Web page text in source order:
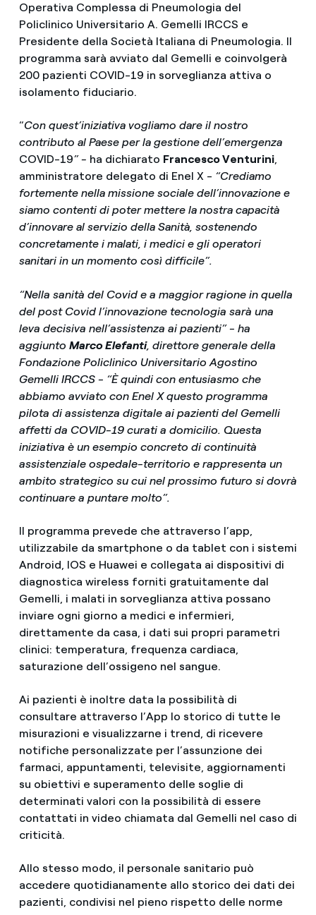
Operativa Complessa di Pneumologia del
Policlinico Universitario A. Gemelli IRCCS e
Presidente della Società Italiana di Pneumologia. Il
programma sarà avviato dal Gemelli e coinvolgerà
200 pazienti COVID-19 in sorveglianza attiva o
isolamento fiduciario.
“Con quest’iniziativa vogliamo dare il nostro
contributo al Paese per la gestione dell’emergenza
COVID-19” - ha dichiarato Francesco Venturini,
amministratore delegato di Enel X - “Crediamo
fortemente nella missione sociale dell’innovazione e
siamo contenti di poter mettere la nostra capacità
d’innovare al servizio della Sanità, sostenendo
concretamente i malati, i medici e gli operatori
sanitari in un momento così difficile”.
“Nella sanità del Covid e a maggior ragione in quella
del post Covid l’innovazione tecnologia sarà una
leva decisiva nell’assistenza ai pazienti” - ha
aggiunto Marco Elefanti, direttore generale della
Fondazione Policlinico Universitario Agostino
Gemelli IRCCS - “È quindi con entusiasmo che
abbiamo avviato con Enel X questo programma
pilota di assistenza digitale ai pazienti del Gemelli
affetti da COVID-19 curati a domicilio. Questa
iniziativa è un esempio concreto di continuità
assistenziale ospedale-territorio e rappresenta un
ambito strategico su cui nel prossimo futuro si dovrà
continuare a puntare molto”.
Il programma prevede che attraverso l’app,
utilizzabile da smartphone o da tablet con i sistemi
Android, IOS e Huawei e collegata ai dispositivi di
diagnostica wireless forniti gratuitamente dal
Gemelli, i malati in sorveglianza attiva possano
inviare ogni giorno a medici e infermieri,
direttamente da casa, i dati sui propri parametri
clinici: temperatura, frequenza cardiaca,
saturazione dell’ossigeno nel sangue.
Ai pazienti è inoltre data la possibilità di
consultare attraverso l’App lo storico di tutte le
misurazioni e visualizzarne i trend, di ricevere
notifiche personalizzate per l’assunzione dei
farmaci, appuntamenti, televisite, aggiornamenti
su obiettivi e superamento delle soglie di
determinati valori con la possibilità di essere
contattati in video chiamata dal Gemelli nel caso di
criticità.
Allo stesso modo, il personale sanitario può
accedere quotidianamente allo storico dei dati dei
pazienti, condivisi nel pieno rispetto delle norme